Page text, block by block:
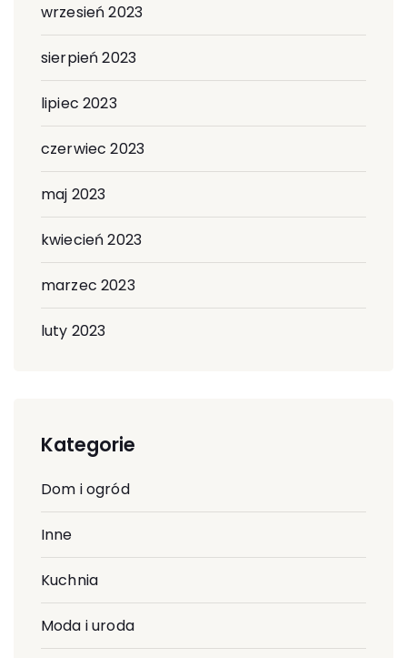
wrzesień 2023
sierpień 2023
lipiec 2023
czerwiec 2023
maj 2023
kwiecień 2023
marzec 2023
luty 2023
Kategorie
Dom i ogród
Inne
Kuchnia
Moda i uroda